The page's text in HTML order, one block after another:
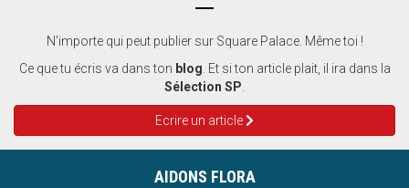
N'importe qui peut publier sur Square Palace. Même toi !
Ce que tu écris va dans ton blog. Et si ton article plait, il ira dans la
Sélection SP.
Ecrire un article
AIDONS FLORA